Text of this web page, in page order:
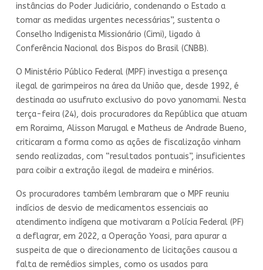
instâncias do Poder Judiciário, condenando o Estado a
tomar as medidas urgentes necessárias”, sustenta o
Conselho Indigenista Missionário (Cimi), ligado à
Conferência Nacional dos Bispos do Brasil (CNBB).
O Ministério Público Federal (MPF) investiga a presença
ilegal de garimpeiros na área da União que, desde 1992, é
destinada ao usufruto exclusivo do povo yanomami. Nesta
terça-feira (24), dois procuradores da República que atuam
em Roraima, Alisson Marugal e Matheus de Andrade Bueno,
criticaram a forma como as ações de fiscalização vinham
sendo realizadas, com “resultados pontuais”, insuficientes
para coibir a extração ilegal de madeira e minérios.
Os procuradores também lembraram que o MPF reuniu
indícios de desvio de medicamentos essenciais ao
atendimento indígena que motivaram a Polícia Federal (PF)
a deflagrar, em 2022, a Operação Yoasi, para apurar a
suspeita de que o direcionamento de licitações causou a
falta de remédios simples, como os usados para